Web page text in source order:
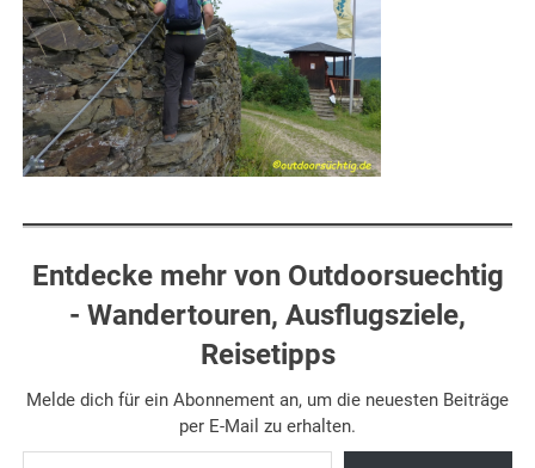
Entdecke mehr von Outdoorsuechtig
- Wandertouren, Ausflugsziele,
Reisetipps
Melde dich für ein Abonnement an, um die neuesten Beiträge
per E-Mail zu erhalten.
Gib deine E-Mail-Adresse ein ...